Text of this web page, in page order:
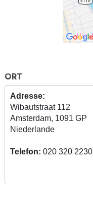
ORT
Adresse:
Wibautstraat 112
Amsterdam, 1091 GP
Niederlande
Telefon: 020 320 2230